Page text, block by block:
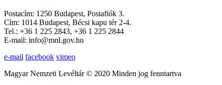
Postacím: 1250 Budapest, Postafiók 3.
Cím: 1014 Budapest, Bécsi kapu tér 2-4.
Tel.: +36 1 225 2843, +36 1 225 2844
E-mail: info@mnl.gov.hu
e-mail facebook vimeo
Magyar Nemzeti Levéltár © 2020 Minden jog fenntartva